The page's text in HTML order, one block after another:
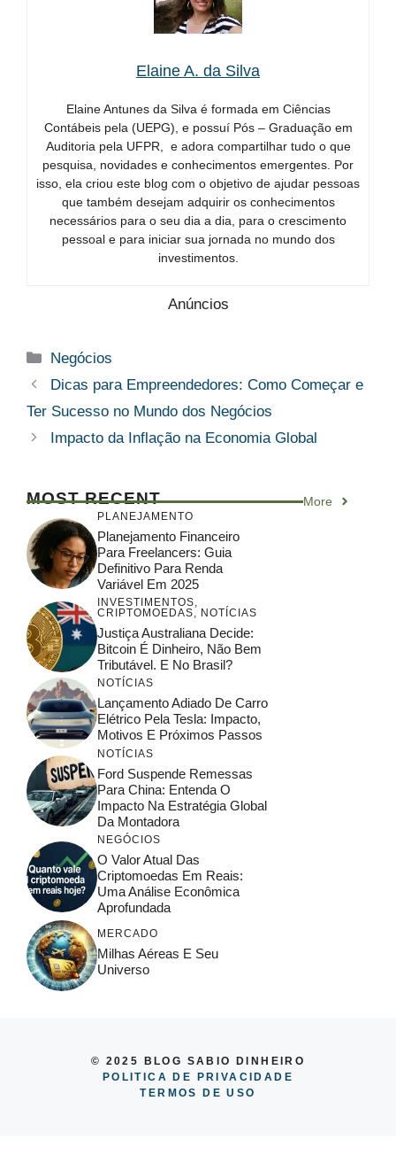
Elaine A. da Silva
Elaine Antunes da Silva é formada em Ciências
Contábeis pela (UEPG), e possuí Pós – Graduação em
Auditoria pela UFPR, e adora compartilhar tudo o que
pesquisa, novidades e conhecimentos emergentes. Por
isso, ela criou este blog com o objetivo de ajudar pessoas
que também desejam adquirir os conhecimentos
necessários para o seu dia a dia, para o crescimento
pessoal e para iniciar sua jornada no mundo dos
investimentos.
Anúncios
Categorias
Negócios
Dicas para Empreendedores: Como Começar e
Ter Sucesso no Mundo dos Negócios
Impacto da Inflação na Economia Global
MOST RECENT More
PLANEJAMENTO
Planejamento Financeiro
Para Freelancers: Guia
Definitivo Para Renda
Variável Em 2025
INVESTIMENTOS
CRIPTOMOEDAS
NOTÍCIAS
Justiça Australiana Decide:
Bitcoin É Dinheiro, Não Bem
Tributável. E No Brasil?
NOTÍCIAS
Lançamento Adiado De Carro
Elétrico Pela Tesla: Impacto,
Motivos E Próximos Passos
NOTÍCIAS
Ford Suspende Remessas
Para China: Entenda O
Impacto Na Estratégia Global
Da Montadora
NEGÓCIOS
O Valor Atual Das
Criptomoedas Em Reais:
Uma Análise Econômica
Aprofundada
MERCADO
Milhas Aéreas E Seu
Universo
© 2025 BLOG SABIO DINHEIRO
POLITICA DE PRIVACIDADE
TERMOS DE USO